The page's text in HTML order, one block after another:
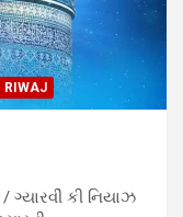
RIWAJ
/ ગ્યારવીં કી નિયાઝ